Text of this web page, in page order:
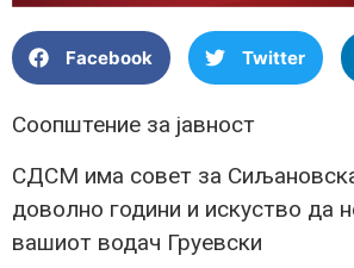
Facebook Twitter
Соопштение за јавност
СДСМ има совет за
доволно години и искуство да
вашиот водач Груевски